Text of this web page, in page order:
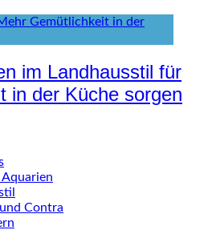
im Landhausstil für
in der Küche sorgen
Contra